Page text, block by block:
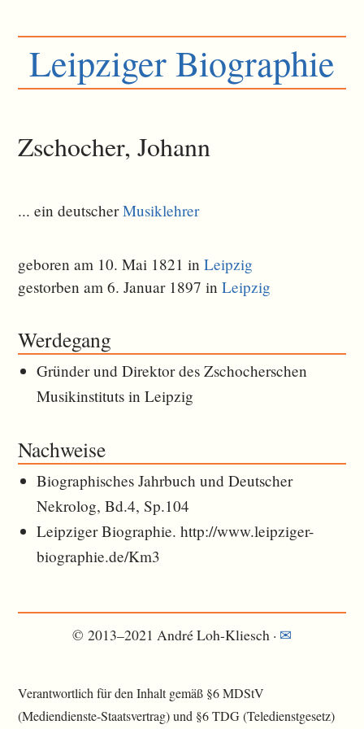
Leipziger Biographie
Zschocher, Johann
... ein deutscherMusiklehrer
geboren am 10. Mai 1821 inLeipzig
gestorben am 6. Januar 1897 inLeipzig
Werdegang
Gründer und Direktor des Zschocherschen
Musikinstituts in Leipzig
Nachweise
Biographisches Jahrbuch und Deutscher
Nekrolog, Bd.4, Sp.104
Leipziger Biographie. http://www.leipziger-
biographie.de/Km3
© 2013–2021 André Loh-Kliesch · ✉︎
Verantwortlich für den Inhalt gemäß §6 MDStV
(Mediendienste-Staatsvertrag) und §6 TDG (Teledienstgesetz)